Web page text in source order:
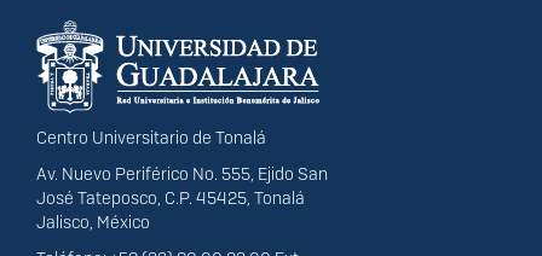
Información del
portal
Centro Universitario de Tonalá
Av. Nuevo Periférico No. 555, Ejido San
José Tateposco, C.P. 45425, Tonalá
Jalisco, México